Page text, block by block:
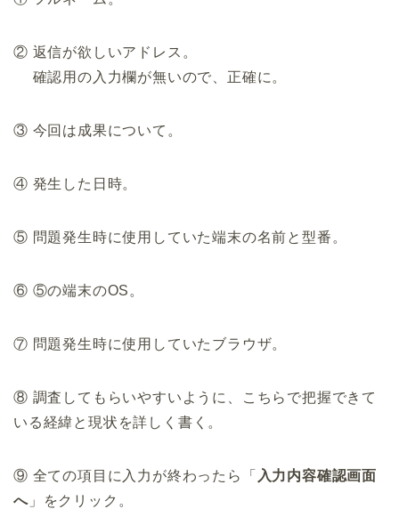
② 返信が欲しいアドレス。
確認用の入力欄が無いので、正確に。
③ 今回は成果について。
④ 発生した日時。
⑤ 問題発生時に使用していた端末の名前と型番。
⑥ ⑤の端末のOS。
⑦ 問題発生時に使用していたブラウザ。
⑧ 調査してもらいやすいように、こちらで把握できて
いる経緯と現状を詳しく書く。
⑨ 全ての項目に入力が終わったら「 入力内容確認画面
へ」をクリック。